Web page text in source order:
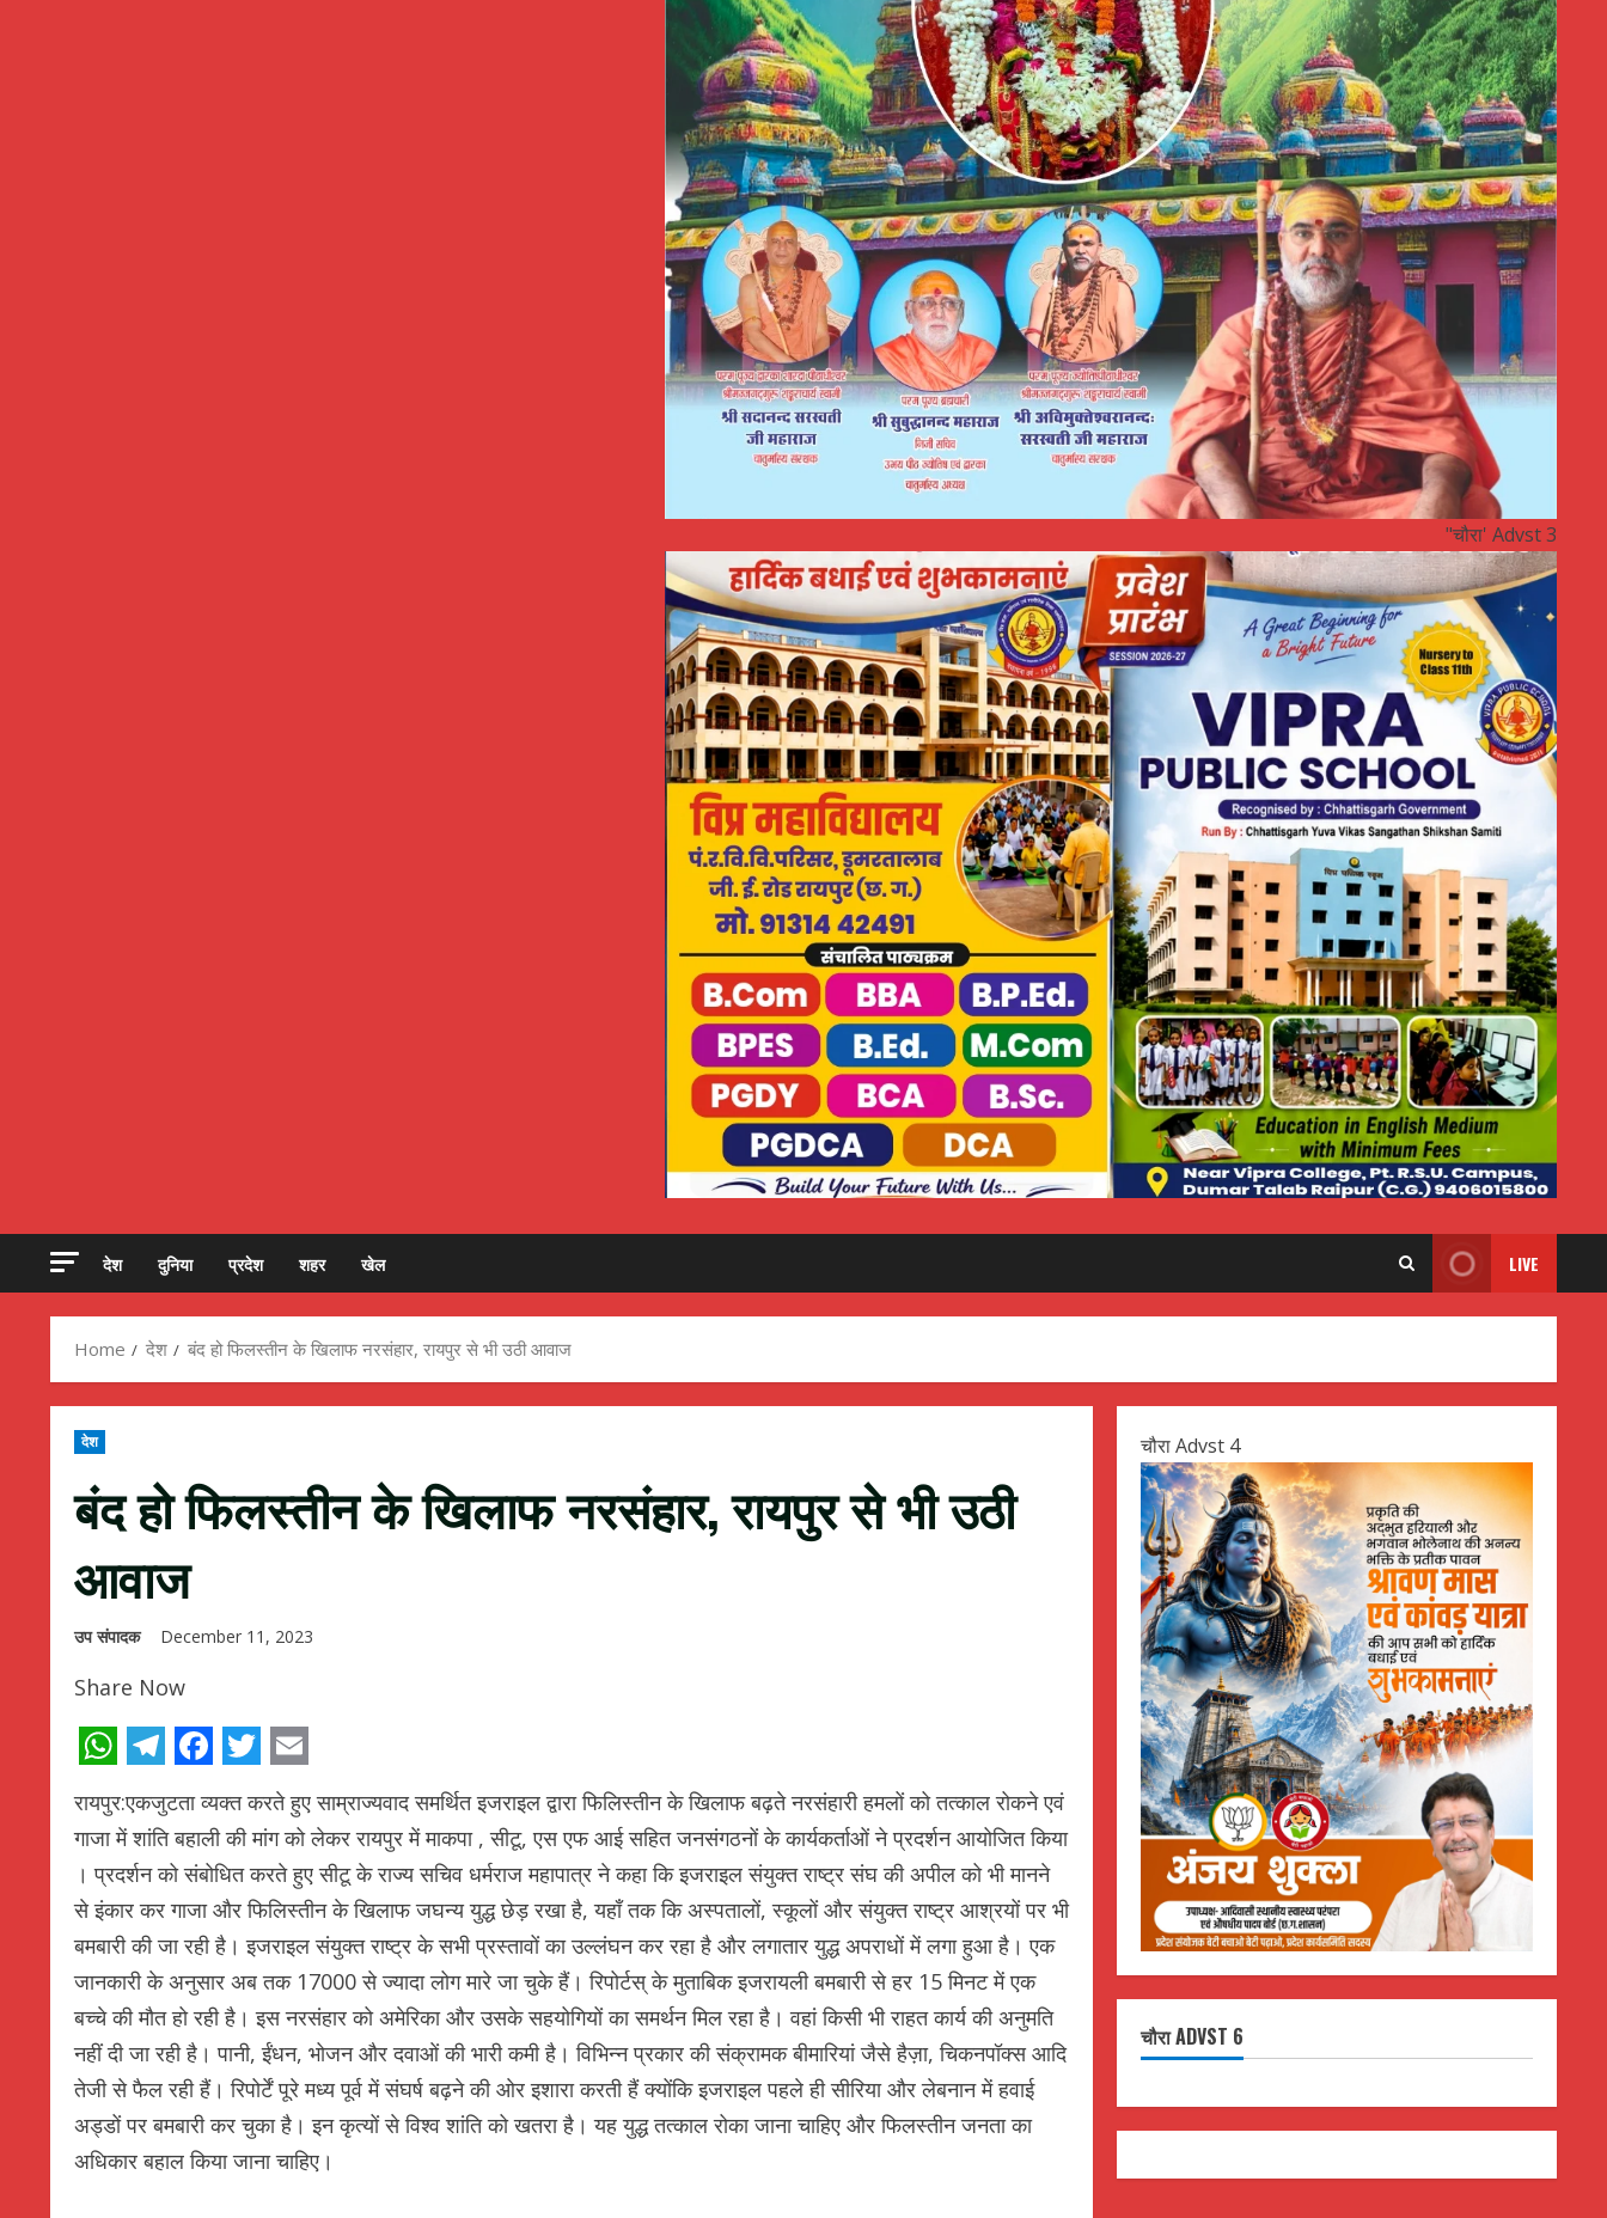
"चौरा' Advst 3
देश दुनिया प्रदेश शहर खेल LIVE
Home देश बंद हो फिलस्तीन के खिलाफ नरसंहार, रायपुर से भी उठी आवाज
देश
बंद हो फिलस्तीन के खिलाफ नरसंहार, रायपुर से भी उठी
आवाज
उप संपादक December 11, 2023
Share Now
WhatsApp
Telegram
Facebook
Twitter
Email
रायपुर:एकजुटता व्यक्त करते हुए साम्राज्यवाद समर्थित इजराइल द्वारा फिलिस्तीन के खिलाफ बढ़ते नरसंहारी हमलों को तत्काल रोकने एवं
गाजा में शांति बहाली की मांग को लेकर रायपुर में माकपा , सीटू, एस एफ आई सहित जनसंगठनों के कार्यकर्ताओं ने प्रदर्शन आयोजित किया
। प्रदर्शन को संबोधित करते हुए सीटू के राज्य सचिव धर्मराज महापात्र ने कहा कि इजराइल संयुक्त राष्ट्र संघ की अपील को भी मानने
से इंकार कर गाजा और फिलिस्तीन के खिलाफ जघन्य युद्ध छेड़ रखा है, यहाँ तक कि अस्पतालों, स्कूलों और संयुक्त राष्ट्र आश्रयों पर भी
बमबारी की जा रही है। इजराइल संयुक्त राष्ट्र के सभी प्रस्तावों का उल्लंघन कर रहा है और लगातार युद्ध अपराधों में लगा हुआ है। एक
जानकारी के अनुसार अब तक 17000 से ज्यादा लोग मारे जा चुके हैं। रिपोर्टस् के मुताबिक इजरायली बमबारी से हर 15 मिनट में एक
बच्चे की मौत हो रही है। इस नरसंहार को अमेरिका और उसके सहयोगियों का समर्थन मिल रहा है। वहां किसी भी राहत कार्य की अनुमति
नहीं दी जा रही है। पानी, ईंधन, भोजन और दवाओं की भारी कमी है। विभिन्न प्रकार की संक्रामक बीमारियां जैसे हैज़ा, चिकनपॉक्स आदि
तेजी से फैल रही हैं। रिपोर्टें पूरे मध्य पूर्व में संघर्ष बढ़ने की ओर इशारा करती हैं क्योंकि इजराइल पहले ही सीरिया और लेबनान में हवाई
अड्डों पर बमबारी कर चुका है। इन कृत्यों से विश्व शांति को खतरा है। यह युद्ध तत्काल रोका जाना चाहिए और फिलस्तीन जनता का
अधिकार बहाल किया जाना चाहिए।
चौरा Advst 4
चौरा ADVST 6